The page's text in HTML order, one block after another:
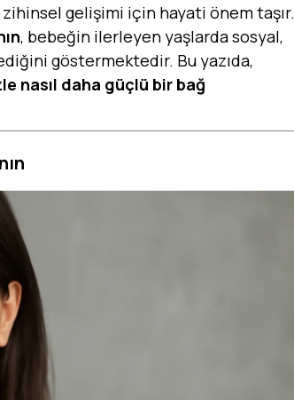
gelişimi için hayati önem taşır.
, bebeğin ilerleyen yaşlarda sosyal,
göstermektedir. Bu yazıda,
nasıl daha güçlü bir bağ